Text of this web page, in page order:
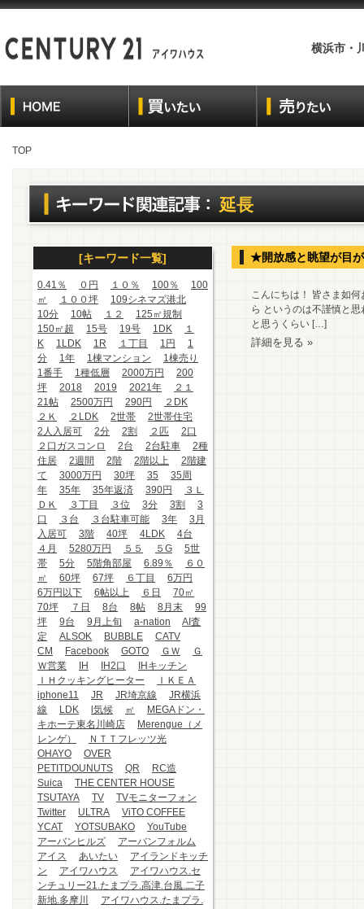
横浜市・
TOP
延長
[キーワード一覧]
0.41％ ０円 １０％ 100％
100
㎡
１００坪
109シネマズ港北
10分
10帖 １２
125㎡規制
150㎡超
15号 19号 1DK
１
K
1LDK 1R １丁目 1円
1
分
1年 1棟マンション
1棟売り
1番手
1種低層 2000万円
200
坪
2018 2019 2021年
２１
21帖
2500万円 290円
２DK
２Ｋ
２LDK 2世帯
2世帯住宅
2人入居可
2分 2割 ２匹
2口
２口ガスコンロ
2台 2台駐車
2種
住居
2週間 2階 2階以上
2階建
て
3000万円 30坪 35
35周
年
35年 35年返済 390円
３Ｌ
ＤＫ
３丁目 ３位 3分 3割
3
口
３台 ３台駐車可能 3年
3月
入居可
3階 40坪 4LDK
4台
４月
5280万円 ５５ ５G
5世
帯
5分 5階角部屋 6.89％
６０
㎡
60坪 67坪 ６丁目
6万円
6万円以下
6帖以上 ６日
70㎡
70坪
７日 8台 8帖 8月末
99
坪
9台 9月上旬 a-nation
AI査
定
ALSOK BUBBLE
CATV
CM
Facebook GOTO ＧＷ
Ｇ
Ｗ営業
IH IH2口
IHキッチン
ＩＨクッキングヒーター
ＩＫＥＡ
iphone11
JR JR埼京線
JR横浜
線
LDK l気候 ㎡
MEGAドン・
キホーテ東名川崎店
Merengue（メ
レンゲ）
ＮＴＴフレッツ光
OHAYO
OVER
PETITDOUNUTS
QR
RC造
Suica
THE CENTER HOUSE
TSUTAYA
TV
TVモニターフォン
Twitter
ULTRA
ViTO COFFEE
YCAT
YOTSUBAKO
YouTube
アーバンヒルズ
アーバンフォルム
アイス
あいたい
アイランドキッチ
ン
アイワハウス
アイワハウス.セ
ンチュリー21.たまプラ.高津.台風.二子
新地.多摩川
アイワハウス.たまプラ.
★開放感と眺望が目
こんにちは！ 皆さま如
ら というのは不謹慎と
と思うくらい […]
詳細を見る »